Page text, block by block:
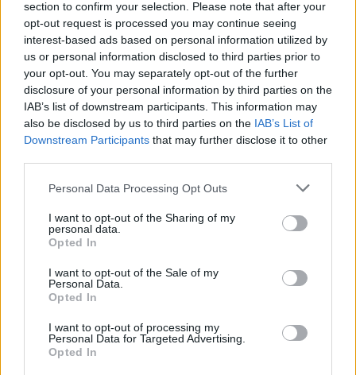
section to confirm your selection. Please note that after your
opt-out request is processed you may continue seeing
interest-based ads based on personal information utilized by
us or personal information disclosed to third parties prior to
your opt-out. You may separately opt-out of the further
disclosure of your personal information by third parties on the
IAB’s list of downstream participants. This information may
also be disclosed by us to third parties on the IAB’s List of
Downstream Participants that may further disclose it to other
Personal Data Processing Opt Outs
I want to opt-out of the Sharing of my
personal data.
Opted In
I want to opt-out of the Sale of my
Personal Data.
Opted In
I want to opt-out of processing my
Personal Data for Targeted Advertising.
Opted In
Ακολουθήστε το Pink.gr στοGoogle Newsκαι
μάθετε πρώτοι